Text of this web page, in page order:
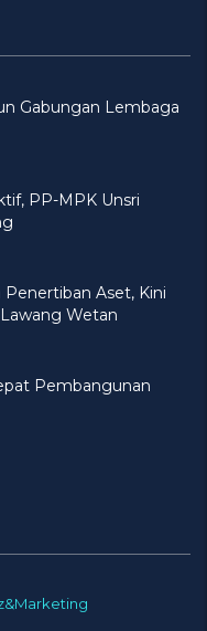
Gabungan Lembaga
PP-MPK Unsri
Aset, Kini
Wetan
Pembangunan